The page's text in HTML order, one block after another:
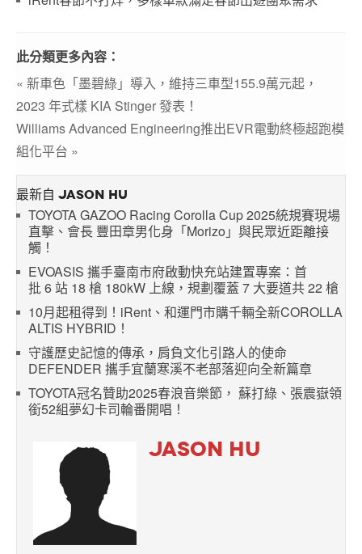
此分類更多內容：
« 新車色「墨碧綠」導入，維持三車型155.9萬元起，
2023 年式樣 KIA Stinger 發表！
Williams Advanced Engineering推出EVR電動終極超跑模
組化平台 »
最新自 JASON HU
TOYOTA GAZOO Racing Corolla Cup 2025統規賽現場
直擊、會長 豐田章男化身「Morizo」與民眾近距離接
觸！
EVOASIS 攜手臺南市府啟動快充站建置專案：首
批 6 站 18 槍 180kW 上線，規劃覆蓋 7 大要道共 22 槍
10月起租得到！iRent、和運門市購千輛全新COROLLA
ALTIS HYBRID！
守護歷史記憶的傳承，肩負文化引路人的使命
DEFENDER 攜手宜蘭寒溪不老部落迎向全新篇章
TOYOTA冠名贊助2025春浪音樂節， 蘇打綠、張震嶽領
銜52組夢幻卡司輪番開唱！
JASON HU